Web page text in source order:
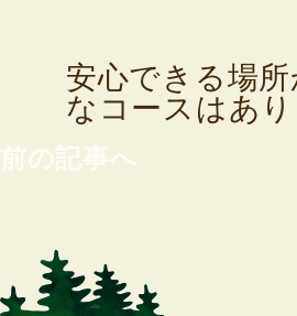
安心できる場
なコースはあ